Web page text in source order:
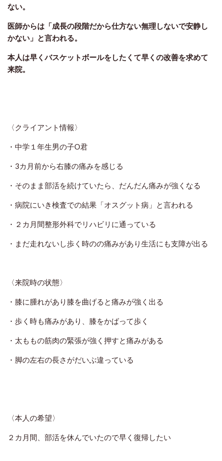
ない。
医師からは「成長の段階だから仕方ない無理しないで安静し
かない」と言われる。
本人は早くバスケットボールをしたくて早くの改善を求めて
来院。
〈クライアント情報〉
・中学１年生男の子O君
・3カ月前から右膝の痛みを感じる
・そのまま部活を続けていたら、だんだん痛みが強くなる
・ 病院にいき検査での結果「オスグット病」と言われる
・２カ月間整形外科でリハビリに通っている
・まだ走れないし歩く時のの痛みがあり生活にも支障が出る
〈来院時の状態〉
・膝に腫れがあり膝を曲げると痛みが強く出る
・歩く時も痛みがあり、膝をかばって歩く
・太ももの筋肉の緊張が強く押すと痛みがある
・脚の左右の長さがだいぶ違っている
〈本人の希望〉
２カ月間、部活を休んでいたので早く復帰したい